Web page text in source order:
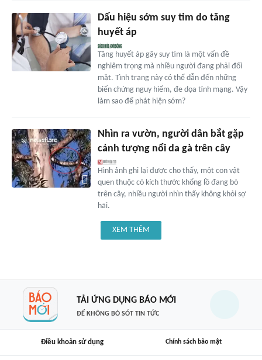
Dấu hiệu sớm suy tim do tăng
huyết áp
Tăng huyết áp gây suy tim là một vấn đề
nghiêm trọng mà nhiều người đang phải đối
mặt. Tình trạng này có thể dẫn đến những
biến chứng nguy hiểm, đe dọa tính mạng. Vậy
làm sao để phát hiện sớm?
Nhìn ra vườn, người dân bắt gặp
cảnh tượng nổi da gà trên cây
Hình ảnh ghi lại được cho thấy, một con vật
quen thuộc có kích thước khổng lồ đang bò
trên cây, nhiều người nhìn thấy không khỏi sợ
hãi.
XEM THÊM
TẢI ỨNG DỤNG BÁO MỚI
ĐỂ KHÔNG BỎ SÓT TIN TỨC
Điều khoản sử dụng Chính sách bảo mật